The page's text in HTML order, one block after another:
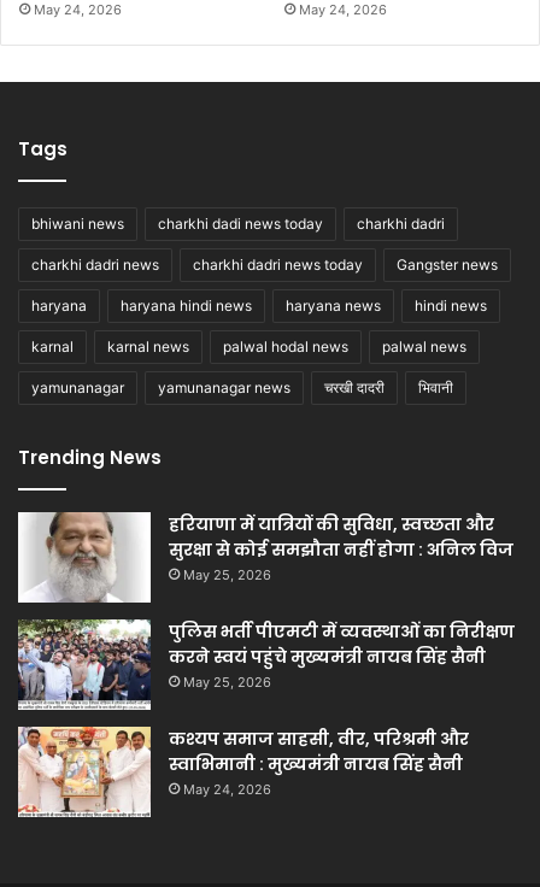
May 24, 2026 May 24, 2026
Tags
bhiwani news charkhi dadi news today charkhi dadri
charkhi dadri news charkhi dadri news today Gangster news
haryana haryana hindi news haryana news hindi news
karnal karnal news palwal hodal news palwal news
yamunanagar yamunanagar news चरखी दादरी भिवानी
Trending News
हरियाणा में यात्रियों की सुविधा, स्वच्छता और
सुरक्षा से कोई समझौता नहीं होगा : अनिल विज
May 25, 2026
पुलिस भर्ती पीएमटी में व्यवस्थाओं का निरीक्षण
करने स्वयं पहुंचे मुख्यमंत्री नायब सिंह सैनी
May 25, 2026
कश्यप समाज साहसी, वीर, परिश्रमी और
स्वाभिमानी : मुख्यमंत्री नायब सिंह सैनी
May 24, 2026